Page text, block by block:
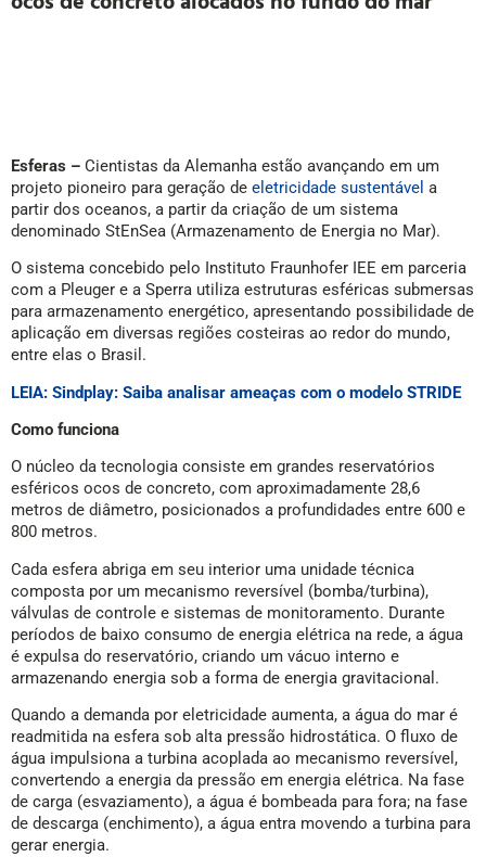
Esferas – Cientistas da Alemanha estão avançando em um
projeto pioneiro para geração de eletricidade sustentável a
partir dos oceanos, a partir da criação de um sistema
denominado StEnSea (Armazenamento de Energia no Mar).
O sistema concebido pelo Instituto Fraunhofer IEE em parceria
com a Pleuger e a Sperra utiliza estruturas esféricas submersas
para armazenamento energético, apresentando possibilidade de
aplicação em diversas regiões costeiras ao redor do mundo,
entre elas o Brasil.
LEIA: Sindplay: Saiba analisar ameaças com o modelo STRIDE
Como funciona
O núcleo da tecnologia consiste em grandes reservatórios
esféricos ocos de concreto, com aproximadamente 28,6
metros de diâmetro, posicionados a profundidades entre 600 e
800 metros.
Cada esfera abriga em seu interior uma unidade técnica
composta por um mecanismo reversível (bomba/turbina),
válvulas de controle e sistemas de monitoramento. Durante
períodos de baixo consumo de energia elétrica na rede, a água
é expulsa do reservatório, criando um vácuo interno e
armazenando energia sob a forma de energia gravitacional.
Quando a demanda por eletricidade aumenta, a água do mar é
readmitida na esfera sob alta pressão hidrostática. O fluxo de
água impulsiona a turbina acoplada ao mecanismo reversível,
convertendo a energia da pressão em energia elétrica. Na fase
de carga (esvaziamento), a água é bombeada para fora; na fase
de descarga (enchimento), a água entra movendo a turbina para
gerar energia.